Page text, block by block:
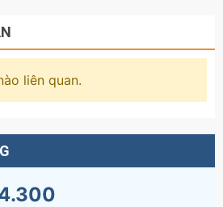
liên quan.